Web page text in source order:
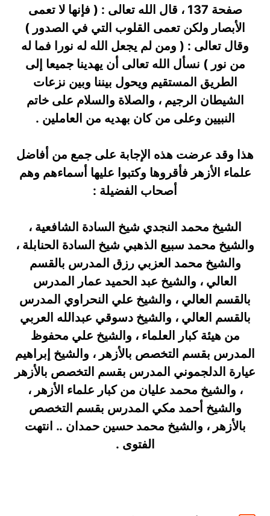
صفحة 137 ، قال الله تعالى : ( فإنها لا تعمى
الأبصار ولكن تعمى القلوب التي في الصدور )
وقال تعالى : ( ومن لم يجعل الله له نورا فما له
من نور ) نسأل الله تعالى أن يهدينا جميعا إلى
الطريق المستقيم ويحول بيننا وبين نزعات
الشيطان الرجيم ، والصلاة والسلام على خاتم
النبيين وعلى من كان بهديه من العاملين .
هذا وقد عرضت هذه الإجابة على جمع من أفاضل
علماء الأزهر فأقروها وكتبوا عليها أسماءهم وهم
أصحاب الفضيلة :
الشيخ محمد النجدي شيخ السادة الشافعية ،
والشيخ محمد سبيع الذهبي شيخ السادة الحنابلة ،
والشيخ محمد العزبي رزق المدرس بالقسم
العالي ، والشيخ عبد الحميد عمار المدرس
بالقسم العالي ، والشيخ علي النحراوي المدرس
بالقسم العالي ، والشيخ دسوقي عبدالله العربي
من هيئة كبار العلماء ، والشيخ علي محفوظ
المدرس بقسم التخصص بالأزهر ، والشيخ إبراهيم
عيارة الدلجموني المدرس بقسم التخصص بالأزهر
، والشيخ محمد عليان من كبار علماء الأزهر ،
والشيخ أحمد مكي المدرس بقسم التخصص
بالأزهر ، والشيخ محمد حسين حمدان .. انتهت
الفتوى .